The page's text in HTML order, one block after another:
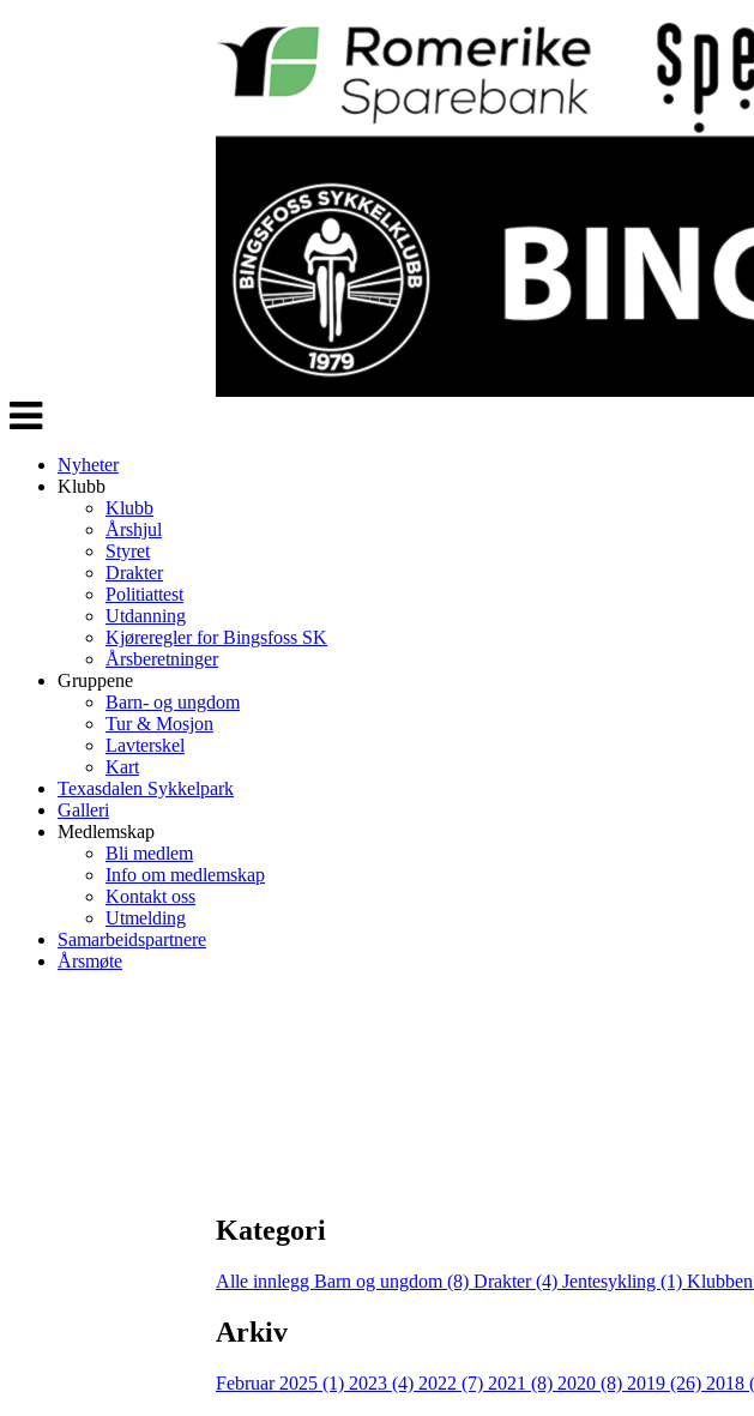
Veksle
navigasjon
Nyheter
Klubb
Klubb
Årshjul
Styret
Drakter
Politiattest
Utdanning
Kjøreregler for Bingsfoss SK
Årsberetninger
Gruppene
Barn- og ungdom
Tur & Mosjon
Lavterskel
Kart
Texasdalen Sykkelpark
Galleri
Medlemskap
Bli medlem
Info om medlemskap
Kontakt oss
Utmelding
Samarbeidspartnere
Årsmøte
Kategori
Alle innlegg Barn og ungdom (8) Drakter (4) Jentesykling (1)
Arkiv
Februar 2025 (1) 2023 (4) 2022 (7) 2021 (8) 2020 (8) 2019 (26) 2018